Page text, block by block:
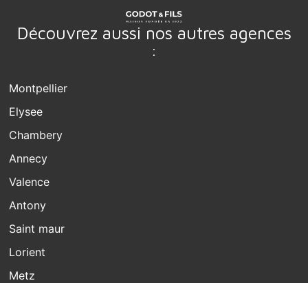
Découvrez aussi nos autres agences
:
Montpellier
Elysee
Chambery
Annecy
Valence
Antony
Saint maur
Lorient
Metz